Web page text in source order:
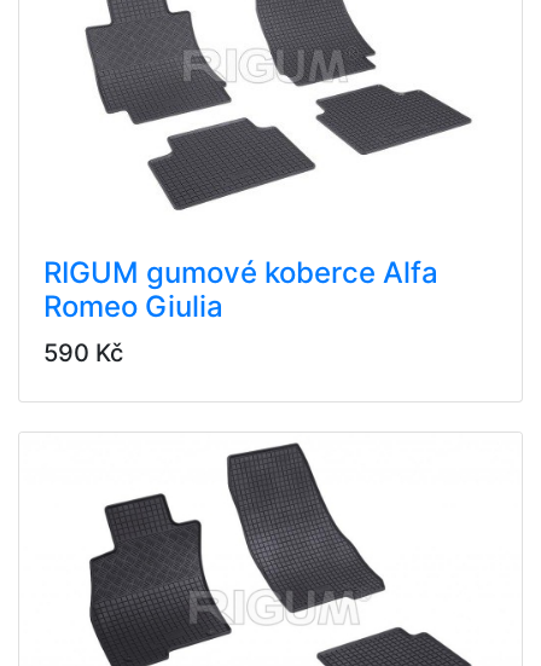
RIGUM gumové koberce Alfa
Romeo Giulia
590 Kč